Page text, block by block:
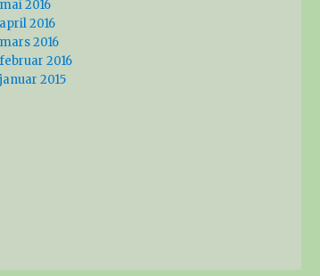
mai 2016
april 2016
mars 2016
februar 2016
januar 2015